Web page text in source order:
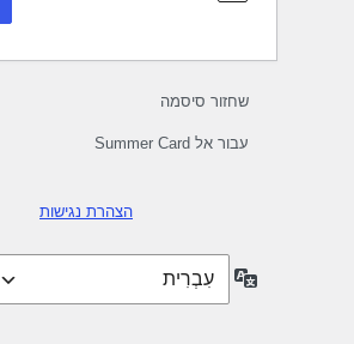
שחזור סיסמה
עבור אל Summer Card
הצהרת נגישות
שפה